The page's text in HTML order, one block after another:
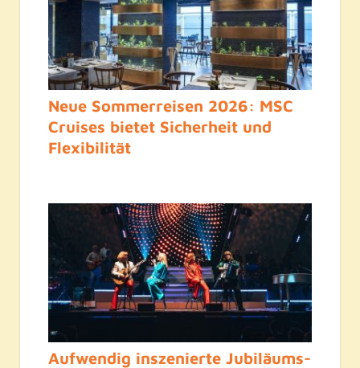
Neue Sommerreisen 2026: MSC
Cruises bietet Sicherheit und
Flexibilität
Aufwendig inszenierte Jubiläums-